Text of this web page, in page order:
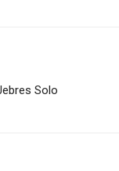
Solo